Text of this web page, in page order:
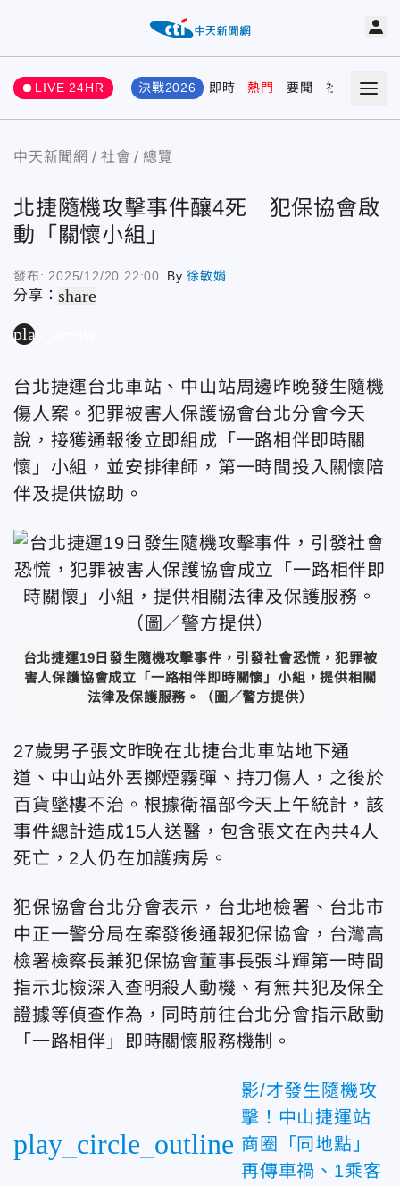
LIVE 24HR 決戰2026 即時 熱門 要聞 社會 娛樂
中天新聞網 社會 總覽
北捷隨機攻擊事件釀4死 犯保協會啟
動「關懷小組」
發布: 2025/12/20 22:00 By徐敏娟
分享：share
play_arrow
台北捷運台北車站、中山站周邊昨晚發生隨機
傷人案。犯罪被害人保護協會台北分會今天
說，接獲通報後立即組成「一路相伴即時關
懷」小組，並安排律師，第一時間投入關懷陪
伴及提供協助。
台北捷運19日發生隨機攻擊事件，引發社會恐慌，犯罪被
害人保護協會成立「一路相伴即時關懷」小組，提供相關
法律及保護服務。（圖／警方提供）
27歲男子張文昨晚在北捷台北車站地下通
道、中山站外丟擲煙霧彈、持刀傷人，之後於
百貨墜樓不治。根據衛福部今天上午統計，該
事件總計造成15人送醫，包含張文在內共4人
死亡，2人仍在加護病房。
犯保協會台北分會表示，台北地檢署、台北市
中正一警分局在案發後通報犯保協會，台灣高
檢署檢察長兼犯保協會董事長張斗輝第一時間
指示北檢深入查明殺人動機、有無共犯及保全
證據等偵查作為，同時前往台北分會指示啟動
「一路相伴」即時關懷服務機制。
play_circle_outline
影/才發生隨機攻
擊！中山捷運站
商圈「同地點」
再傳車禍、1乘客